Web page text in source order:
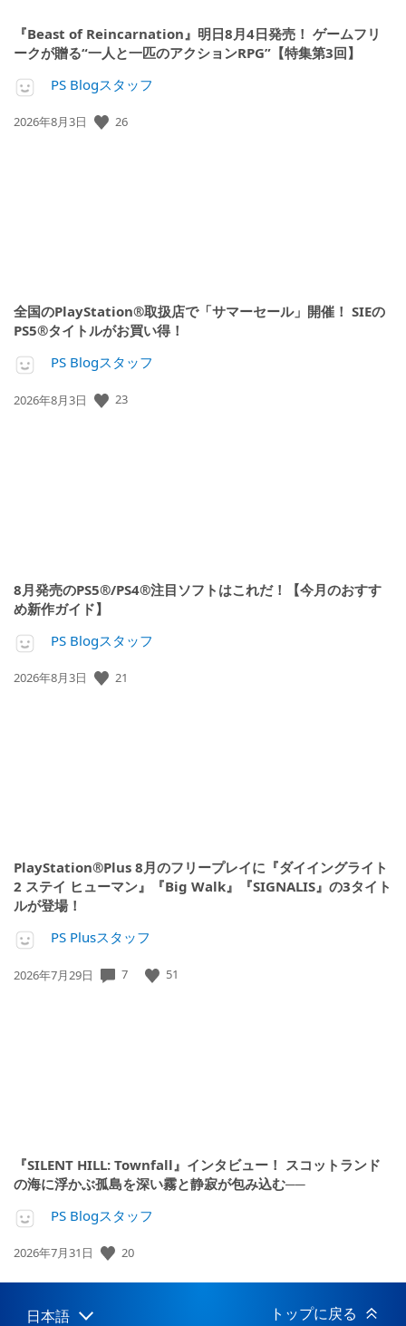
『Beast of Reincarnation』明日8月4日発売！ ゲームフリ
ークが贈る“一人と一匹のアクションRPG”【特集第3回】
PS Blogスタッフ
公
2026年8月3日 26
全国のPlayStation®取扱店で「サマーセール」開催！ SIEの
PS5®タイトルがお買い得！
PS Blogスタッフ
公
2026年8月3日 23
8月発売のPS5®/PS4®注目ソフトはこれだ！【今月のおすす
め新作ガイド】
PS Blogスタッフ
公
2026年8月3日 21
PlayStation®Plus 8月のフリープレイに『ダイイングライト
2 ステイ ヒューマン』『Big Walk』『SIGNALIS』の3タイト
ルが登場！
PS Plusスタッフ
公
2026年7月29日 7 51
『SILENT HILL: Townfall』インタビュー！ スコットランド
の海に浮かぶ孤島を深い霧と静寂が包み込む──
PS Blogスタッフ
公
日:
2026年7月31日 20
日本語 トップに戻る